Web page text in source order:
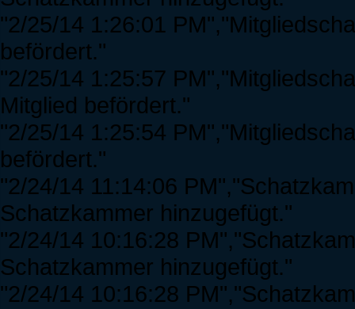
"2/25/14 1:26:01
befördert."
"2/25/14 1:25:57
Mitglied befördert."
"2/25/14 1:25:54
befördert."
"2/24/14 11:14:06
Schatzkammer hinzugefügt."
"2/24/14 10:16:28
Schatzkammer hinzugefügt."
"2/24/14 10:16:28